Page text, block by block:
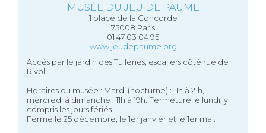
MUSÉE DU JEU DE PAUME
1 place de la Concorde
75008 Paris
01 47 03 04 95
www.jeudepaume.org
Accès par le jardin des Tuileries, escaliers côté rue de
Rivoli.
Horaires du musée : Mardi (nocturne) : 11h à 21h,
mercredi à dimanche : 11h à 19h. Fermeture le lundi, y
compris les jours fériés.
Fermé le 25 décembre, le 1er janvier et le 1er mai.